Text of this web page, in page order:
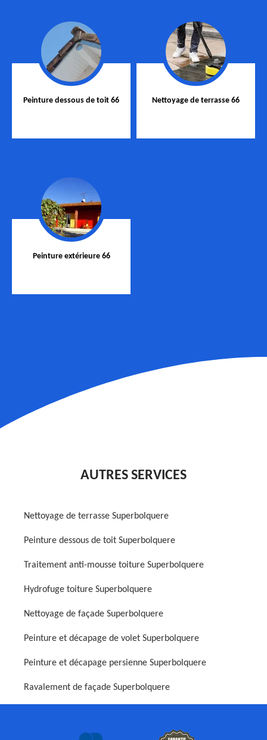
Peinture dessous de toit 66 Nettoyage de terrasse 66
Peinture extérieure 66
AUTRES SERVICES
Nettoyage de terrasse Superbolquere
Peinture dessous de toit Superbolquere
Traitement anti-mousse toiture Superbolquere
Hydrofuge toiture Superbolquere
Nettoyage de façade Superbolquere
Peinture et décapage de volet Superbolquere
Peinture et décapage persienne Superbolquere
Ravalement de façade Superbolquere